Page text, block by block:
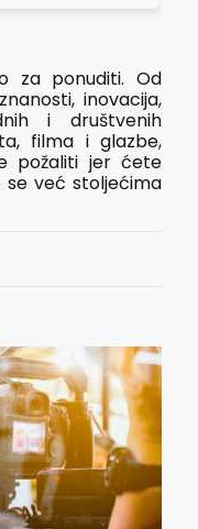
za ponuditi. Od
inovacija,
i društvenih
filma i glazbe,
požaliti jer ćete
se već stoljećima